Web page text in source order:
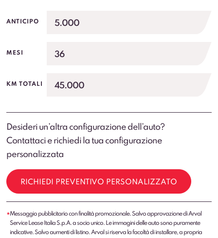
ANTICIPO 5.000
MESI 36
KM TOTALI 45.000
Desideri un’altra configurazione dell’auto?
Contattaci e richiedi la tua configurazione
personalizzata
RICHIEDI PREVENTIVO PERSONALIZZATO
*Messaggio pubblicitario con finalità promozionale. Salvo approvazione di Arval
Service Lease Italia S.p.A. a socio unico. Le immagini delle auto sono puramente
indicative. Salvo aumenti di listino. Arval si riserva la facoltà di installare, a propria